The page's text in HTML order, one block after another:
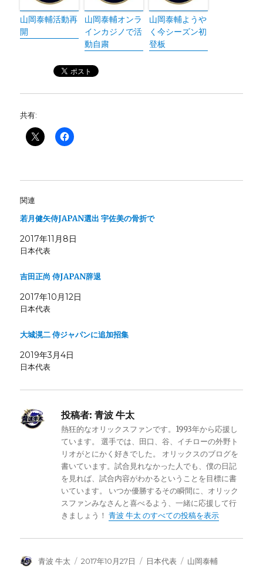
山岡泰輔活動再
開
山岡泰輔オンラ
インカジノで活
動自粛
山岡泰輔ようや
く今シーズン初
登板
共有:
関連
若月健矢侍JAPAN選出 宇佐美の骨折で
2017年11月8日
日本代表
吉田正尚 侍JAPAN辞退
2017年10月12日
日本代表
大城滉二 侍ジャパンに追加招集
2019年3月4日
日本代表
投稿者: 青波 牛太
熱狂的なオリックスファンです。1993年から応援し
ています。 選手では、田口、谷、イチローの外野ト
リオがとにかく好きでした。 オリックスのブログを
書いています。試合見れなかった人でも、僕の日記
を見れば、試合内容がわかるということを目標に書
いています。 いつか優勝するその瞬間に、オリック
スファンみなさんと喜べるよう、一緒に応援して行
きましょう！青波 牛太 のすべての投稿を表示
投
青波 牛太
投
2017年10月27日
カ
日本代表
タ
山岡泰輔